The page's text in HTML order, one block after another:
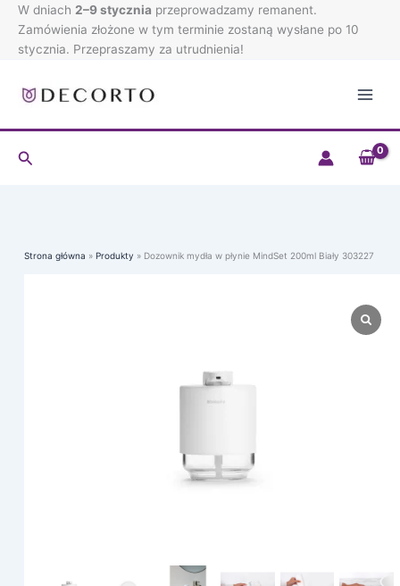
Przejdź
treści
W dniach 2–9 stycznia przeprowadzamy remanent.
Zamówienia złożone w tym terminie zostaną wysłane po 10
stycznia. Przepraszamy za utrudnienia!
Szukaj
Strona główna Produkty Dozownik mydła w płynie MindSet 200ml Biały 303227